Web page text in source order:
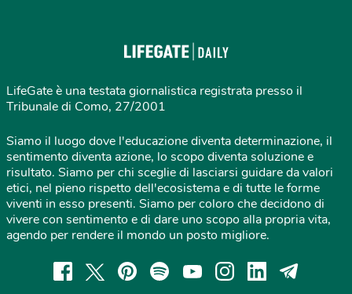
LifeGate è una testata giornalistica registrata presso il
Tribunale di Como, 27/2001
Siamo il luogo dove l'educazione diventa determinazione, il
sentimento diventa azione, lo scopo diventa soluzione e
risultato. Siamo per chi sceglie di lasciarsi guidare da valori
etici, nel pieno rispetto dell'ecosistema e di tutte le forme
viventi in esso presenti. Siamo per coloro che decidono di
vivere con sentimento e di dare uno scopo alla propria vita,
agendo per rendere il mondo un posto migliore.